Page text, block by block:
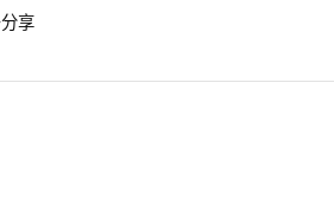
分享